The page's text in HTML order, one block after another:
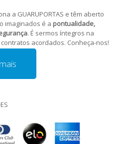
a GUARUPORTAS e têm aberto
imaginados é a pontualidade,
. É sermos íntegros na
acordados. Conheça-nos!